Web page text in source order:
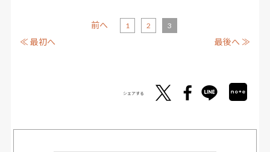
≪ 最初へ
前へ 1 2 3
最後へ ≫
シェアする